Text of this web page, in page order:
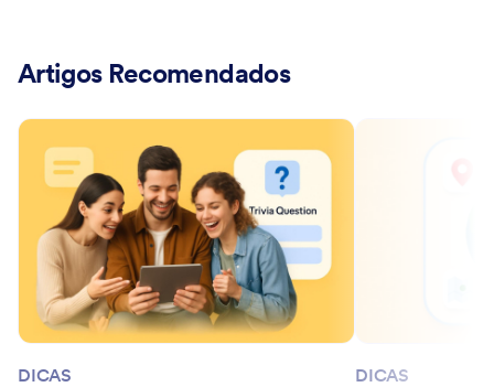
Artigos Recomendados
DICAS DICAS